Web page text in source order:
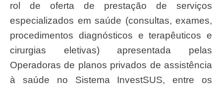
rol de oferta de prestação de serviços
especializados em saúde (consultas, exames,
procedimentos diagnósticos e terapêuticos e
cirurgias eletivas) apresentada pelas
Operadoras de planos privados de assistência
à saúde no Sistema InvestSUS, entre os